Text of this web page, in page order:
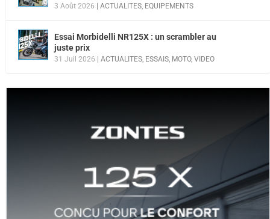
3 Août 2026 | ACTUALITES EQUIPEMENTS
Essai Morbidelli NR125X : un scrambler au
juste prix
31 Juil 2026 | ACTUALITES ESSAIS MOTO, VIDEO